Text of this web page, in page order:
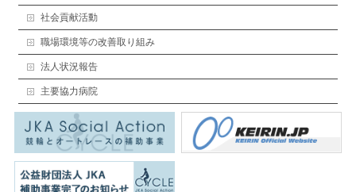
社会貢献活動
職場環境等の改善取り組み
法人状況報告
主要協力病院